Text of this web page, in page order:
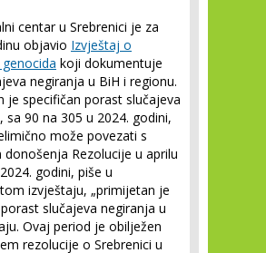
centar u Srebrenici je za
objavio Izvještaj o
koji dokumentuje
negiranja u BiH i regionu.
je specifičan porast slučajeva
sa 90 na 305 u 2024. godini,
može povezati s
Rezolucije u aprilu
godini, piše u
izvještaju, „primijetan je
slučajeva negiranja u
Ovaj period je obilježen
rezolucije o Srebrenici u